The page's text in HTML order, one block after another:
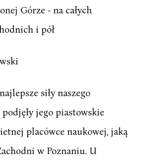
Górze - na całych
i pół
siły naszego
jego piastowskie
placówce naukowej, jaką
w Poznaniu. U